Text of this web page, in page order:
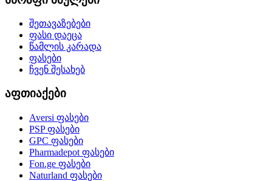
შეთავაზებები
ფასი დაეცა
წამლის კარადა
ფასები
ჩვენ შესახებ
აფთიაქები
Aversi ფასები
PSPფასები
GPC ფასები
Pharmadepot ფასები
Fon.ge ფასები
Naturland ფასები